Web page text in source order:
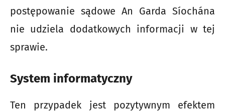
postępowanie sądowe An Garda Síochána
nie udziela dodatkowych informacji w tej
sprawie.
System informatyczny
Ten przypadek jest pozytywnym efektem